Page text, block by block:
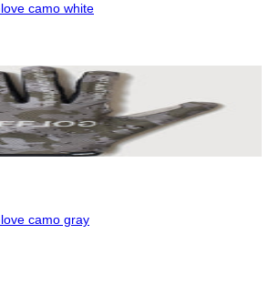
camo white
camo gray